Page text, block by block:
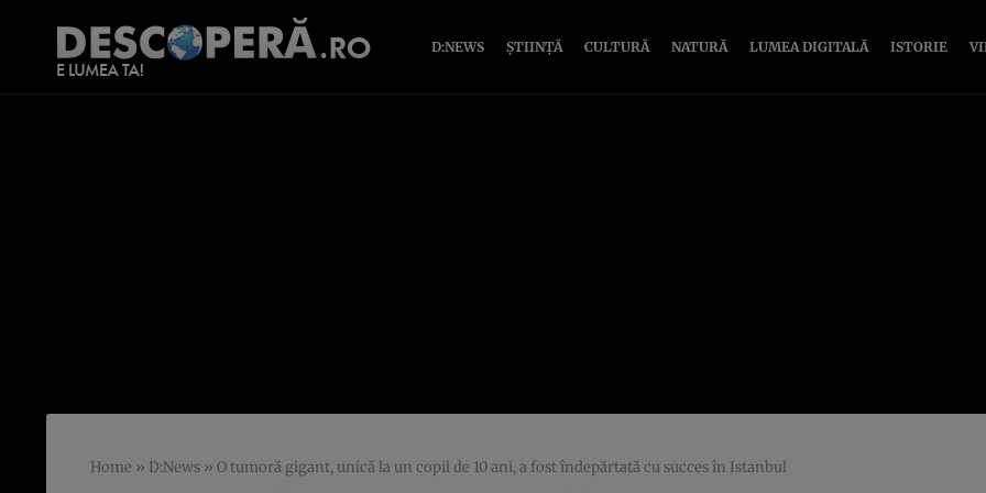
D:NEWS ȘTIINȚĂ CULTURĂ NATURĂ LUMEA DIGITALĂ ISTORIE
Home » D:News » O tumoră gigant, unică la un copil de 10 ani, a fost îndepărtată cu succes în Istanbul